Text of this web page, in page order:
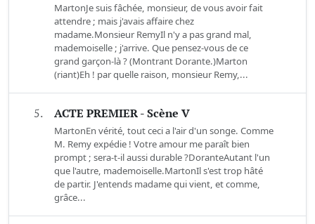
MartonJe suis fâchée, monsieur, de vous avoir fait
attendre ; mais j'avais affaire chez
madame.Monsieur RemyIl n'y a pas grand mal,
mademoiselle ; j'arrive. Que pensez-vous de ce
grand garçon-là ? (Montrant Dorante.)Marton
(riant)Eh ! par quelle raison, monsieur Remy,...
5. ACTE PREMIER - Scène V
MartonEn vérité, tout ceci a l'air d'un songe. Comme
M. Remy expédie ! Votre amour me paraît bien
prompt ; sera-t-il aussi durable ?DoranteAutant l'un
que l'autre, mademoiselle.MartonIl s'est trop hâté
de partir. J'entends madame qui vient, et comme,
grâce...